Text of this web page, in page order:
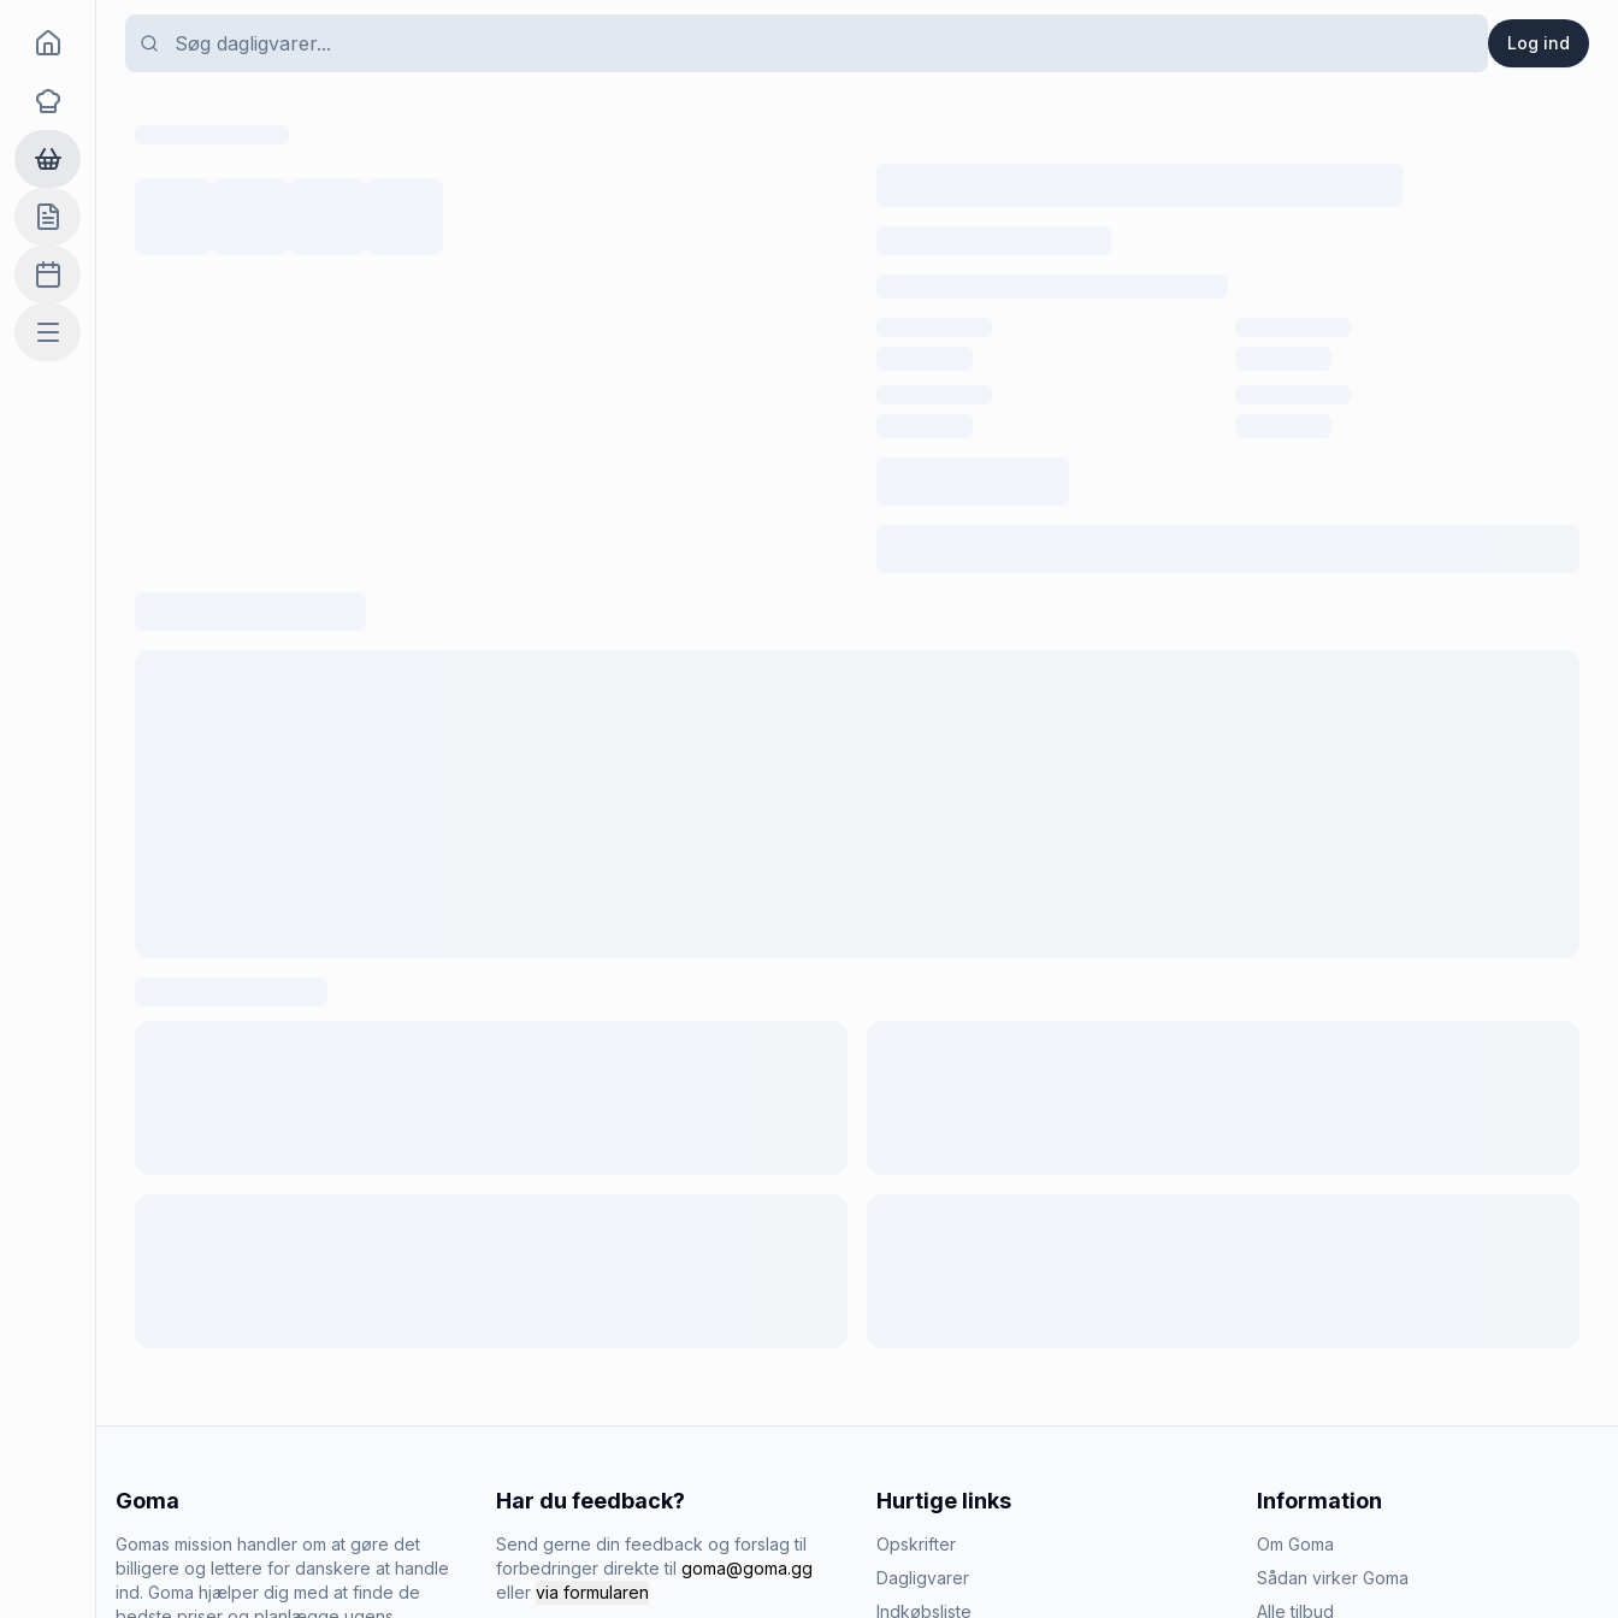
Log ind
Goma
Opskrifter
Dagligvarer
Indkøbslisten
Madplan
Mere
Goma
Gomas mission handler om at gøre det
billigere og lettere for danskere at handle
ind. Goma hjælper dig med at finde de
Har du feedback?
Send gerne din feedback og forslag til
forbedringer direkte til goma@goma.gg
eller via formularen
Hurtige links
Opskrifter
Dagligvarer
Indkøbsliste
Information
Om Goma
Sådan virker Goma
Alle tilbud